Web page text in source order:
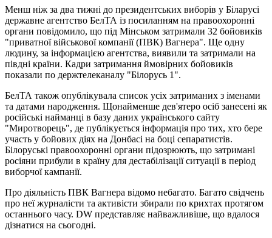
Менш ніж за два тижні до президентських виборів у Біларусі
державне агентство БелТА із посиланням на правоохоронні
органи повідомило, що під Мінськом затримали 32 бойовиків
"приватної військової компанії (ПВК) Вагнера". Ще одну
людину, за інформацією агентства, виявили та затримали на
півдні країни. Кадри затримання ймовірних бойовиків
показали по держтелеканалу "Білорусь 1".
БелТА також опублікувала список усіх затриманих з іменами
та датами народження. Щонайменше дев'ятеро осіб занесені як
російські найманці в базу даних українського сайту
"Миротворець", де публікується інформація про тих, хто бере
участь у бойових діях на Донбасі на боці сепаратистів.
Білоруські правоохоронні органи підозрюють, що затримані
росіяни прибули в країну для дестабілізації ситуації в період
виборчої кампанії.
Про діяльність ПВК Вагнера відомо небагато. Багато свідчень
про неї журналісти та активісти збирали по крихтах протягом
останнього часу. DW представляє найважливіше, що вдалося
дізнатися на сьогодні.